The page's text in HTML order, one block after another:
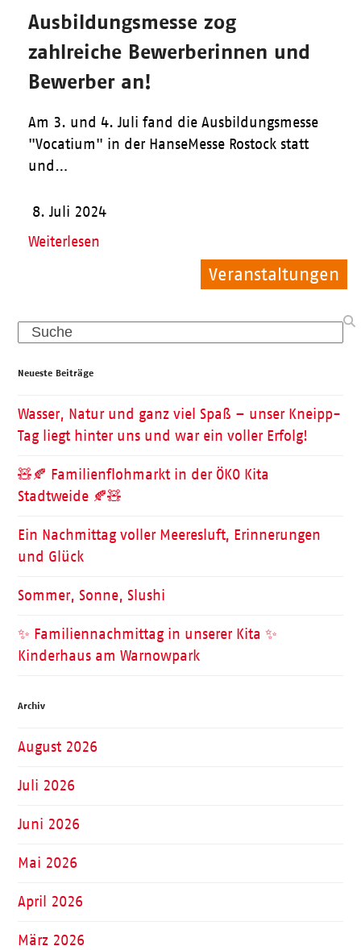
Allgemein
Veranstaltungen
Veranstaltungen
Ausbildungsmesse zog
zahlreiche Bewerberinnen und
Bewerber an!
Am 3. und 4. Juli fand die Ausbildungsmesse
"Vocatium" in der HanseMesse Rostock statt
und…
8. Juli 2024
Weiterlesen
Search
Neueste Beiträge
Wasser, Natur und ganz viel Spaß – unser Kneipp-
Tag liegt hinter uns und war ein voller Erfolg!
🧸🍂 Familienflohmarkt in der ÖKO Kita
Stadtweide 🍂🧸
Ein Nachmittag voller Meeresluft, Erinnerungen
und Glück
Sommer, Sonne, Slushi
✨ Familiennachmittag in unserer Kita ✨
Kinderhaus am Warnowpark
Archiv
August 2026
Juli 2026
Juni 2026
Mai 2026
April 2026
März 2026